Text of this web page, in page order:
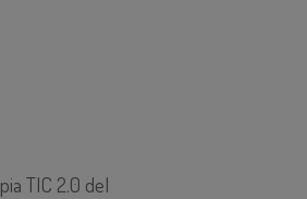
TIC 2.0 del